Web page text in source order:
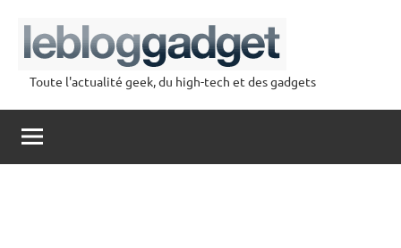
contenu
lebloggadget
Toute l'actualité geek, du high-tech et des gadgets